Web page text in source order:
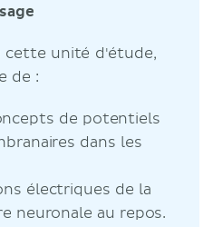
cette unité d'étude,
de :
de potentiels
dans les
électriques de la
neuronale au repos.